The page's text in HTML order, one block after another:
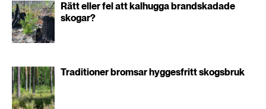
Rätt eller fel att kalhugga brandskadade
skogar?
Traditioner bromsar hyggesfritt skogsbruk